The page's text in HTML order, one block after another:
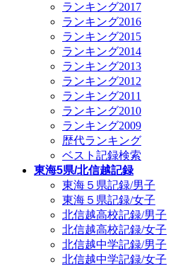
ランキング2017
ランキング2016
ランキング2015
ランキング2014
ランキング2013
ランキング2012
ランキング2011
ランキング2010
ランキング2009
歴代ランキング
ベスト記録検索
東海5県/北信越記録
東海５県記録/男子
東海５県記録/女子
北信越高校記録/男子
北信越高校記録/女子
北信越中学記録/男子
北信越中学記録/女子